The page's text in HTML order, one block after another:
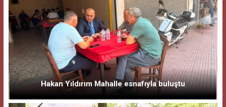
Hakan Yıldırım Mahalle esnafıyla buluştu